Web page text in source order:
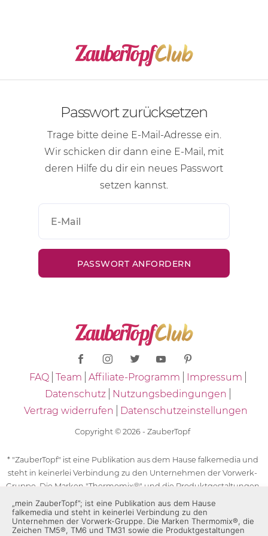
Passwort zurücksetzen
Trage bitte deine E-Mail-Adresse ein.
Wir schicken dir dann eine E-Mail , mit
deren Hilfe du dir ein neues Passwort
setzen kannst.
FAQ Team Affiliate-Programm
Impressum
Datenschutz
Nutzungsbedingungen
Vertrag widerrufen
Datenschutzeinstellungen
Copyright © 2026 - ZauberTopf
* "ZauberTopf" ist eine Publikation aus dem Hause falkemedia und
steht in keinerlei Verbindung zu den Unternehmen der Vorwerk-
Gruppe. Die Marken "Thermomix®" und die Produktgestaltungen
des "Thermomix®" sind eingetragene Marken der Unternehmen
der Vorwerk-Gruppe. Die Marken Thermomix®, die Zeichen TM5®,
TM6 und TM31 sowie die Produktgestaltungen des Thermomix®
„mein ZauberTopf”; ist eine Publikation aus dem Hause
falkemedia und steht in keinerlei Verbindung zu den
Unternehmen der Vorwerk-Gruppe. Die Marken Thermomix®, die
Zeichen TM5®, TM6 und TM31 sowie die Produktgestaltungen